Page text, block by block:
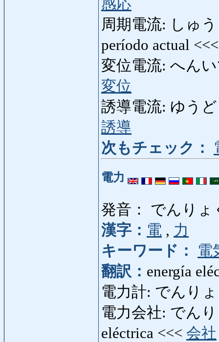
感応
周期電流: しゅ
período actual
変位電流: へんい
変位
誘導電流: ゆう
誘導
次もチェック：
電力
発音： でんりょ
漢字： 電 , 力
キーワード：
電
翻訳： energía
電力計: でんり
電力会社: でん
eléctrica <<< 会社